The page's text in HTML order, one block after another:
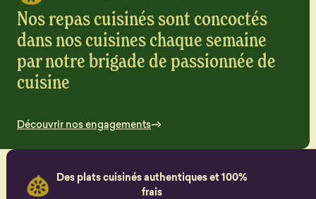
Nos repas cuisinés sont concoctés
dans nos cuisines chaque semaine
par notre brigade de passionnée de
cuisine
Découvrir nos engagements
Des plats cuisinés authentiques et 100%
frais